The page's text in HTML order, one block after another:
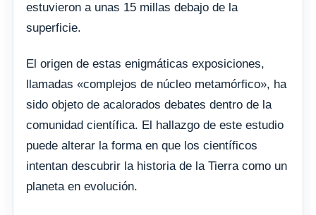
estuvieron a unas 15 millas debajo de la
superficie.
El origen de estas enigmáticas exposiciones,
llamadas «complejos de núcleo metamórfico», ha
sido objeto de acalorados debates dentro de la
comunidad científica. El hallazgo de este estudio
puede alterar la forma en que los científicos
intentan descubrir la historia de la Tierra como un
planeta en evolución.